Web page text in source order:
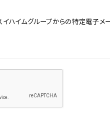
イハイムグループからの特定電子